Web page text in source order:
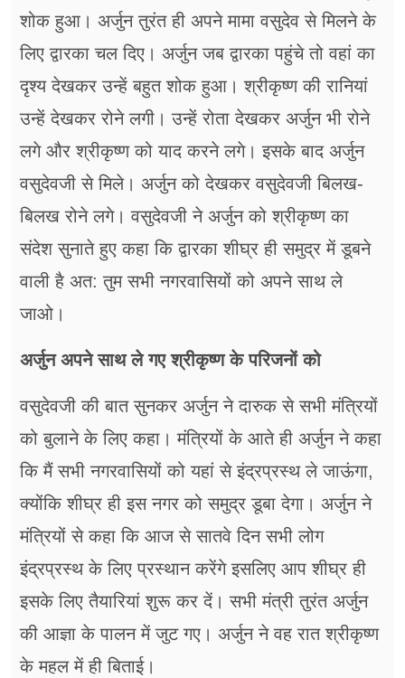
शोक हुआ। अर्जुन तुरंत ही अपने मामा वसुदेव से मिलने के
लिए द्वारका चल दिए। अर्जुन जब द्वारका पहुंचे तो वहां का
दृश्य देखकर उन्हें बहुत शोक हुआ। श्रीकृष्ण की रानियां
उन्हें देखकर रोने लगी। उन्हें रोता देखकर अर्जुन भी रोने
लगे और श्रीकृष्ण को याद करने लगे। इसके बाद अर्जुन
वसुदेवजी से मिले। अर्जुन को देखकर वसुदेवजी बिलख-
बिलख रोने लगे। वसुदेवजी ने अर्जुन को श्रीकृष्ण का
संदेश सुनाते हुए कहा कि द्वारका शीघ्र ही समुद्र में डूबने
वाली है अत: तुम सभी नगरवासियों को अपने साथ ले
जाओ।
अर्जुन अपने साथ ले गए श्रीकृष्ण के परिजनों को
वसुदेवजी की बात सुनकर अर्जुन ने दारुक से सभी मंत्रियों
को बुलाने के लिए कहा। मंत्रियों के आते ही अर्जुन ने कहा
कि मैं सभी नगरवासियों को यहां से इंद्रप्रस्थ ले जाऊंगा,
क्योंकि शीघ्र ही इस नगर को समुद्र डूबा देगा। अर्जुन ने
मंत्रियों से कहा कि आज से सातवे दिन सभी लोग
इंद्रप्रस्थ के लिए प्रस्थान करेंगे इसलिए आप शीघ्र ही
इसके लिए तैयारियां शुरू कर दें। सभी मंत्री तुरंत अर्जुन
की आज्ञा के पालन में जुट गए। अर्जुन ने वह रात श्रीकृष्ण
के महल में ही बिताई।